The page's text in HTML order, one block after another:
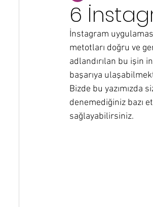
6
İnstagram
metotları doğru ve
adlandırılan bu işin
başarıya
Bizde bu yazımızda
denemediğiniz bazı
sağlayabilirsiniz.